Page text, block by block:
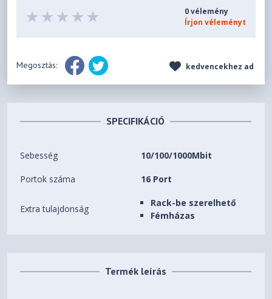
0 vélemény
Írjon véleményt
Megosztás: kedvencekhez ad
SPECIFIKÁCIÓ
Sebesség 10/100/1000Mbit
Portok száma 16 Port
Extra tulajdonság
Rack-be szerelhető
Fémházas
Termék leírás